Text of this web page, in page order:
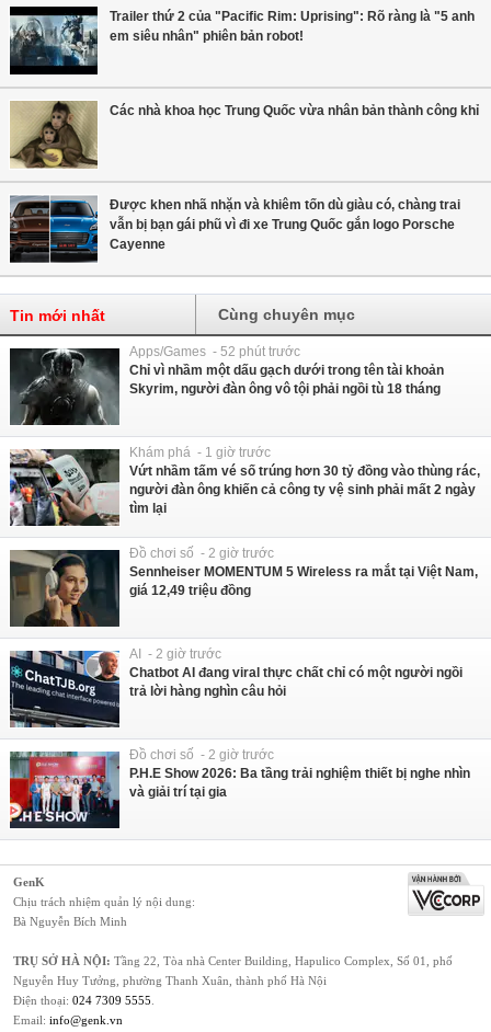
Trailer thứ 2 của "Pacific Rim: Uprising": Rõ ràng là "5 anh
em siêu nhân" phiên bản robot!
Các nhà khoa học Trung Quốc vừa nhân bản thành công khỉ
Được khen nhã nhặn và khiêm tốn dù giàu có, chàng trai
vẫn bị bạn gái phũ vì đi xe Trung Quốc gắn logo Porsche
Cayenne
Tin mới nhất Cùng chuyên mục
Apps/Games - 52 phút trước
Chỉ vì nhầm một dấu gạch dưới trong tên tài khoản
Skyrim, người đàn ông vô tội phải ngồi tù 18 tháng
Khám phá - 1 giờ trước
Vứt nhầm tấm vé số trúng hơn 30 tỷ đồng vào thùng rác,
người đàn ông khiến cả công ty vệ sinh phải mất 2 ngày
tìm lại
Đồ chơi số - 2 giờ trước
Sennheiser MOMENTUM 5 Wireless ra mắt tại Việt Nam,
giá 12,49 triệu đồng
AI - 2 giờ trước
Chatbot AI đang viral thực chất chỉ có một người ngồi
trả lời hàng nghìn câu hỏi
Đồ chơi số - 2 giờ trước
P.H.E Show 2026: Ba tầng trải nghiệm thiết bị nghe nhìn
và giải trí tại gia
GenK
Chịu trách nhiệm quản lý nội dung:
Bà Nguyễn Bích Minh
TRỤ SỞ HÀ NỘI: Tầng 22, Tòa nhà Center Building, Hapulico Complex, Số 01, phố
Nguyễn Huy Tưởng, phường Thanh Xuân, thành phố Hà Nội
Điện thoại: 024 7309 5555
Email: info@genk.vn